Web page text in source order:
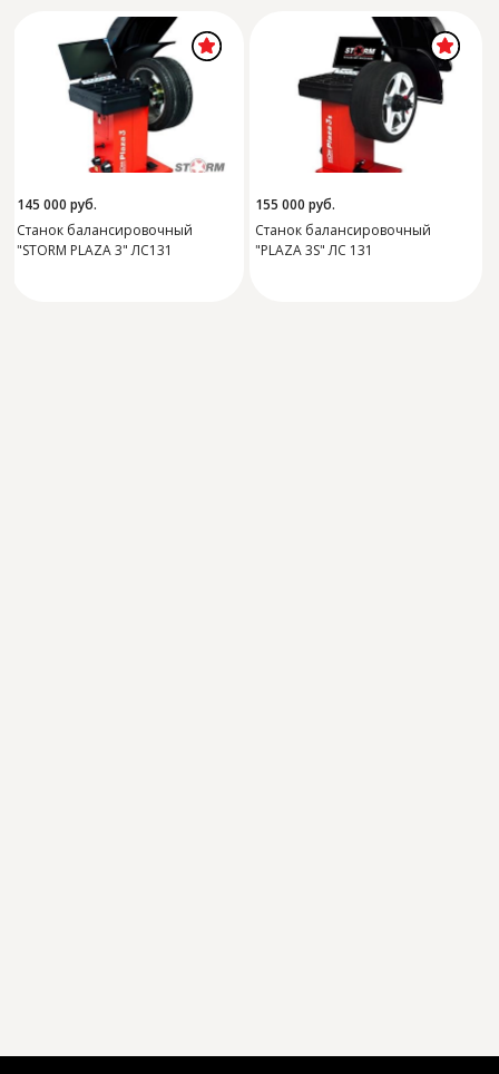
145 000 руб.
Станок балансировочный
"STORM PLAZA 3" ЛС131
155 000 руб.
Станок балансировочный
"PLAZA 3S" ЛС 131